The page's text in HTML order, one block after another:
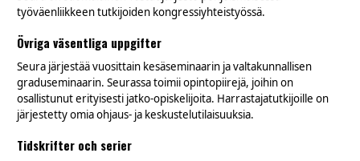
työväenliikkeen tutkijoiden kongressiyhteistyössä.
Övriga väsentliga uppgifter
Seura järjestää vuosittain kesäseminaarin ja valtakunnallisen
graduseminaarin. Seurassa toimii opintopiirejä, joihin on
osallistunut erityisesti jatko-opiskelijoita. Harrastajatutkijoille on
järjestetty omia ohjaus- ja keskustelutilaisuuksia.
Tidskrifter och serier